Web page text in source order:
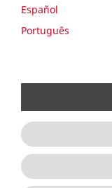
Español
Português